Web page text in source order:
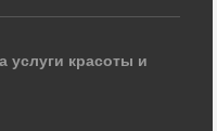
услуги красоты и